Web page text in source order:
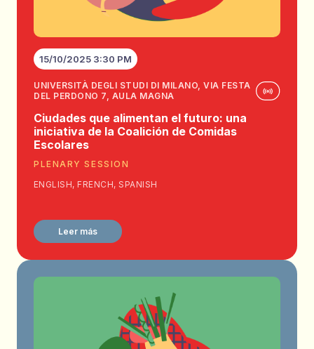
15/10/2025 3:30 PM
UNIVERSITÀ DEGLI STUDI DI MILANO, VIA FESTA
DEL PERDONO 7, AULA MAGNA
Ciudades que alimentan el futuro: una
iniciativa de la Coalición de Comidas
Escolares
PLENARY SESSION
ENGLISH, FRENCH, SPANISH
Leer más